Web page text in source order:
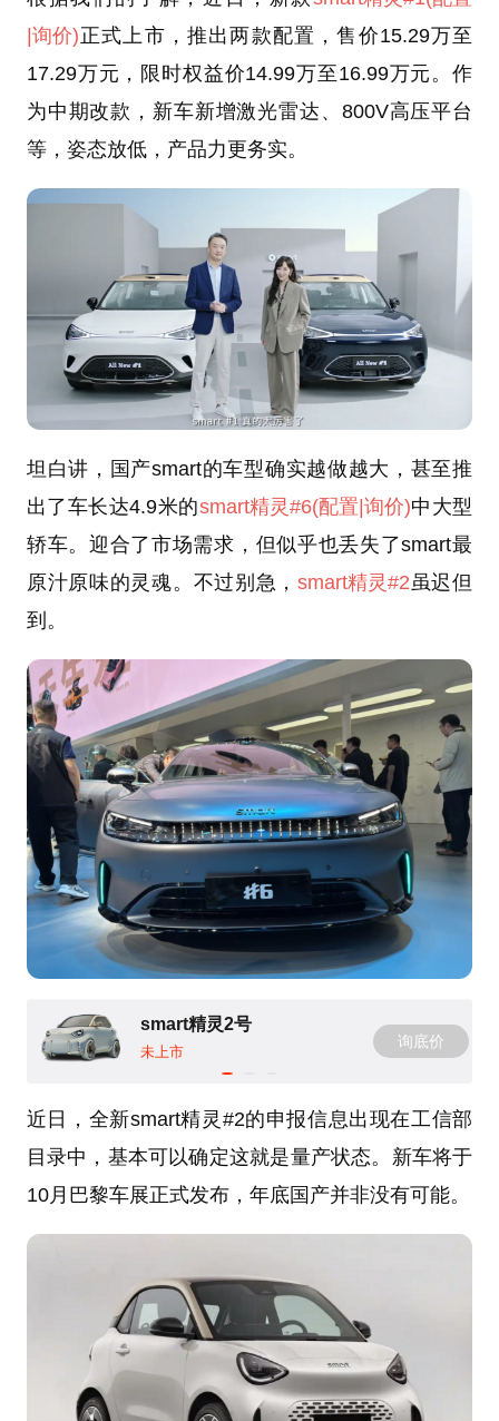
|询价)正式上市，推出两款配置，售价15.29万至
17.29万元，限时权益价14.99万至16.99万元。作
为中期改款，新车新增激光雷达、800V高压平台
等，姿态放低，产品力更务实。
坦白讲，国产smart的车型确实越做越大，甚至推
出了车长达4.9米的smart精灵#6(配置|询价)中大型
轿车。迎合了市场需求，但似乎也丢失了smart最
原汁原味的灵魂。不过别急，smart精灵#2 虽迟但
到。
smart精灵2号
未上市
询底价
近日，全新smart精灵#2的申报信息出现在工信部
目录中，基本可以确定这就是量产状态。新车将于
10月巴黎车展正式发布，年底国产并非没有可能。